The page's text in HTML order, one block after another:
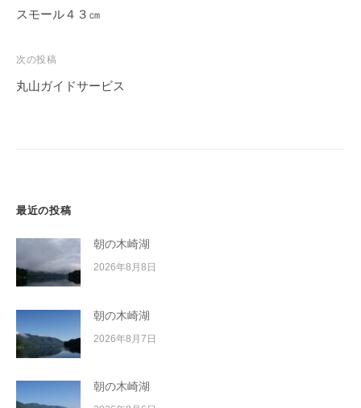
稿
ビ
ゲ
スモール４３㎝
次の投稿
丸山ガイドサービス
最近の投稿
朝の木崎湖
2026年8月8日
朝の木崎湖
2026年8月7日
朝の木崎湖